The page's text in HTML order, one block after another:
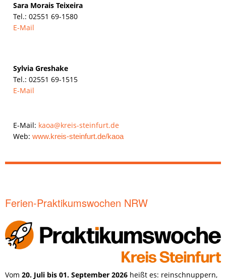
Sara Morais Teixeira
Tel.: 02551 69-1580
E-Mail
Sylvia Greshake
Tel.: 02551 69-1515
E-Mail
E-Mail: kaoa@kreis-steinfurt.de
Web: www.kreis-steinfurt.de/kaoa
Ferien-Praktikumswochen NRW
Vom 20. Juli bis 01. September 2026 heißt es: reinschnuppern,